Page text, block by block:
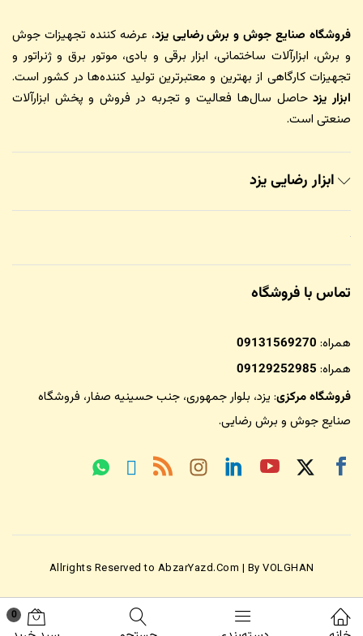
فروشگاه صنایع جوش و برش رضایی یزد، عرضه کننده تجهیزات جوش
و برش، ابزارآلات ساختمانی، ابزار برقی و بادی، موتور برق و ژنراتور و
تجهیزات کارگاهی از بهترین و معتبرترین تولید کننده‌ها در کشور است.
ابزار یزدحاصل سال‌ها فعالیت و تجربه در فروش و پخش ابزارآلات
صنعتی است.
ابزار رضایی یزد
تماس با فروشگاه
همراه: 09131569270
همراه: 09129252985
فروشگاه مرکزی: یزد، بلوار جمهوری، جنب حسینیه صفار، فروشگاه
صنایع جوش و برش رضایی.
Allrights Reserved to AbzarYazd.Com | By VOLGHAN
0